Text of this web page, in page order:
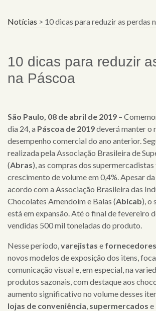
Notícias > 10 dicas para reduzir as perdas
10 dicas para reduzir
na Páscoa
São Paulo, 08 de abril de 2019 –
dia 24, a Páscoa de 2019deverá manter o
desempenho comercial do ano anterior.
realizada pela Associação Brasileira de
(Abras), as compras dos
crescimento de volume em 0,4%. Apesar
acordo com a Associação Brasileira das
Chocolates Amendoim e Balas (Abicab), o
está em expansão. Até o final de fevereiro
vendidas 500 mil toneladas do produto.
Nesse período,varejistas e fornecedores
novos modelos de exposição dos itens,
comunicação visual e, em especial, na
produtos sazonais, com destaque aos
aumento significativo no volume desses
lojas de conveniência, supermercados e